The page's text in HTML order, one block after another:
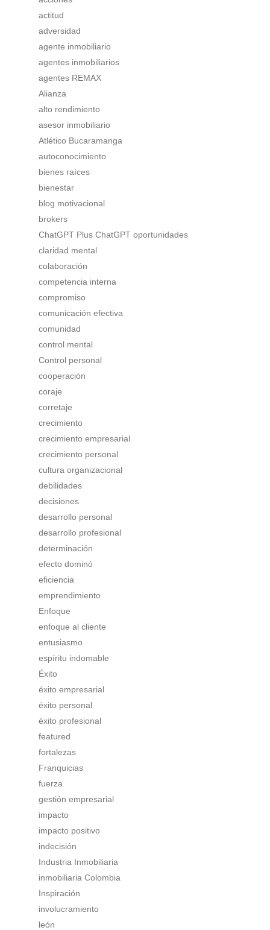
actitud
adversidad
agente inmobiliario
agentes inmobiliarios
agentes REMAX
Alianza
alto rendimiento
asesor inmobiliario
Atlético Bucaramanga
autoconocimiento
bienes raíces
bienestar
blog motivacional
brokers
ChatGPT Plus ChatGPT oportunidades
claridad mental
colaboración
competencia interna
compromiso
comunicación efectiva
comunidad
control mental
Control personal
cooperación
coraje
corretaje
crecimiento
crecimiento empresarial
crecimiento personal
cultura organizacional
debilidades
decisiones
desarrollo personal
desarrollo profesional
determinación
efecto dominó
eficiencia
emprendimiento
Enfoque
enfoque al cliente
entusiasmo
espíritu indomable
Éxito
éxito empresarial
éxito personal
éxito profesional
featured
fortalezas
Franquicias
fuerza
gestión empresarial
impacto
impacto positivo
indecisión
Industria Inmobiliaria
inmobiliaria Colombia
Inspiración
involucramiento
león